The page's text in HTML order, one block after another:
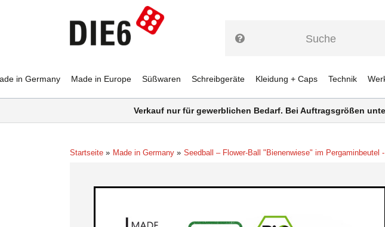
in Germany Made in Europe Süßwaren Schreibgeräte Kleidung + Caps Technik
Verkauf nur für gewerblichen Bedarf. Bei Auftragsgrößen
Startseite Made in Germany Seedball – Flower-Ball "Bienenwiese" im Pergaminbeutel